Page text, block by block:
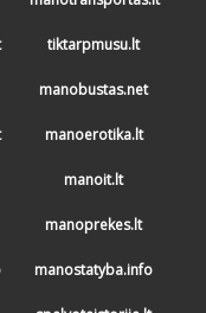
tiktarpmusu.lt
manobustas.net
manoerotika.lt
manoit.lt
manoprekes.lt
manostatyba.info